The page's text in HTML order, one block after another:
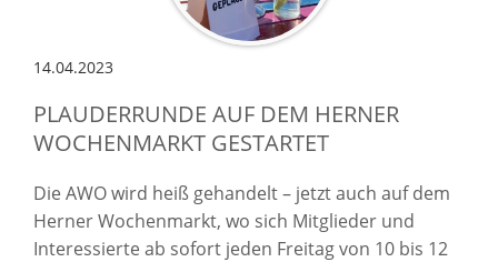
14.04.2023
PLAUDERRUNDE AUF DEM HERNER
WOCHENMARKT GESTARTET
Die AWO wird heiß gehandelt – jetzt auch auf dem
Herner Wochenmarkt, wo sich Mitglieder und
Interessierte ab sofort jeden Freitag von 10 bis 12